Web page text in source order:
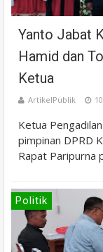
Yanto Jabat
Hamid dan
Ketua
ArtikelPublik
Ketua
pimpinan DPRD
Rapat Paripurna
Politik